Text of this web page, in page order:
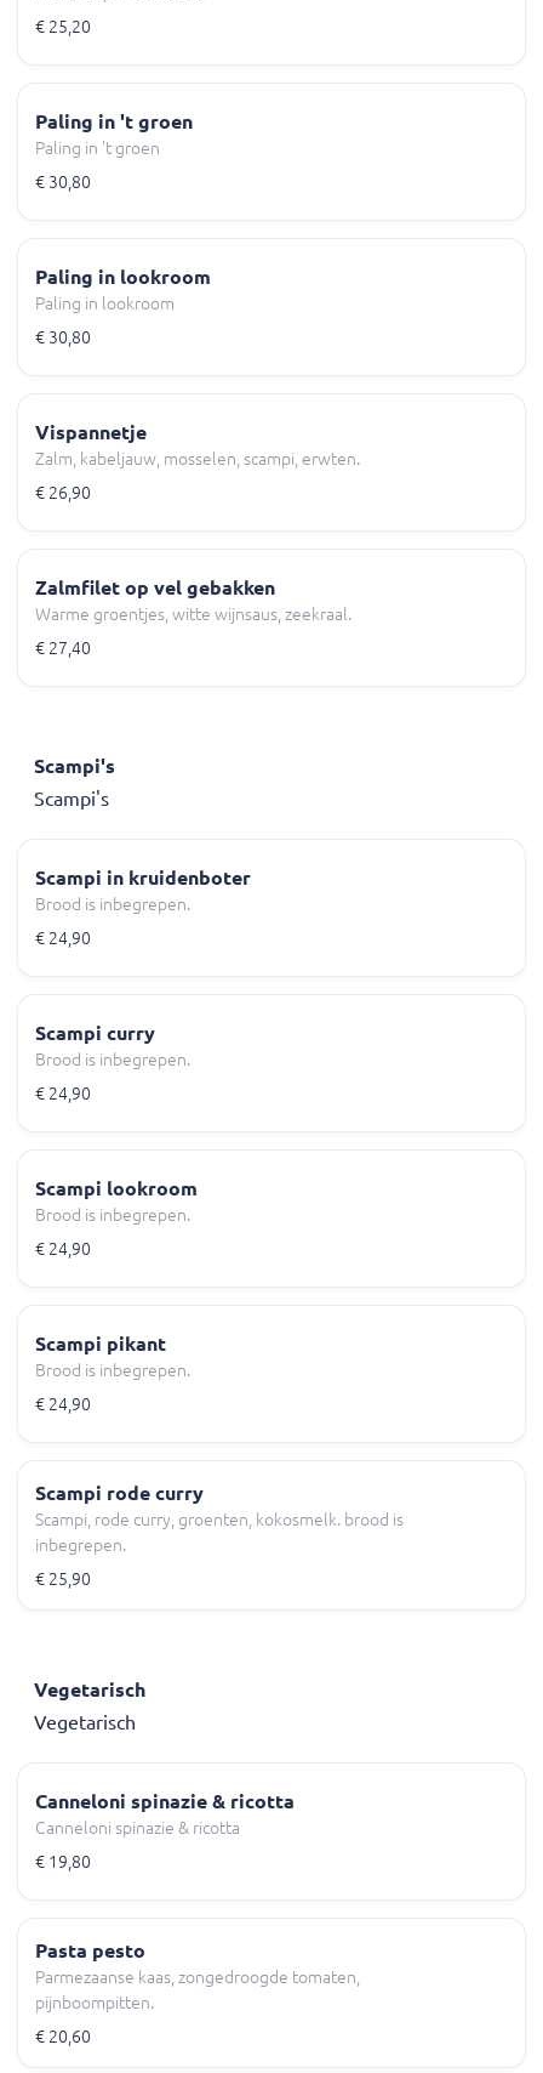
€ 25,20
Paling in 't groen
Paling in 't groen
€ 30,80
Paling in lookroom
Paling in lookroom
€ 30,80
Vispannetje
Zalm, kabeljauw, mosselen, scampi, erwten.
€ 26,90
Zalmfilet op vel gebakken
Warme groentjes, witte wijnsaus, zeekraal.
€ 27,40
Scampi's
Scampi's
Scampi in kruidenboter
Brood is inbegrepen.
€ 24,90
Scampi curry
Brood is inbegrepen.
€ 24,90
Scampi lookroom
Brood is inbegrepen.
€ 24,90
Scampi pikant
Brood is inbegrepen.
€ 24,90
Scampi rode curry
Scampi, rode curry, groenten, kokosmelk. brood is
inbegrepen.
€ 25,90
Vegetarisch
Vegetarisch
Canneloni spinazie & ricotta
Canneloni spinazie & ricotta
€ 19,80
Pasta pesto
Parmezaanse kaas, zongedroogde tomaten,
pijnboompitten.
€ 20,60